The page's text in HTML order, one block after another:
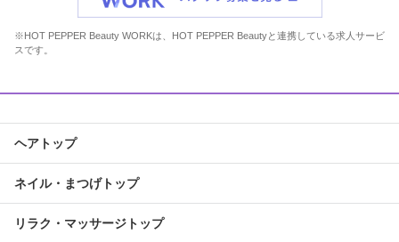
※HOT PEPPER Beauty WORKは、HOT PEPPER Beautyと連携している求人サービ
スです。
ヘアトップ
ネイル・まつげトップ
リラク・マッサージトップ